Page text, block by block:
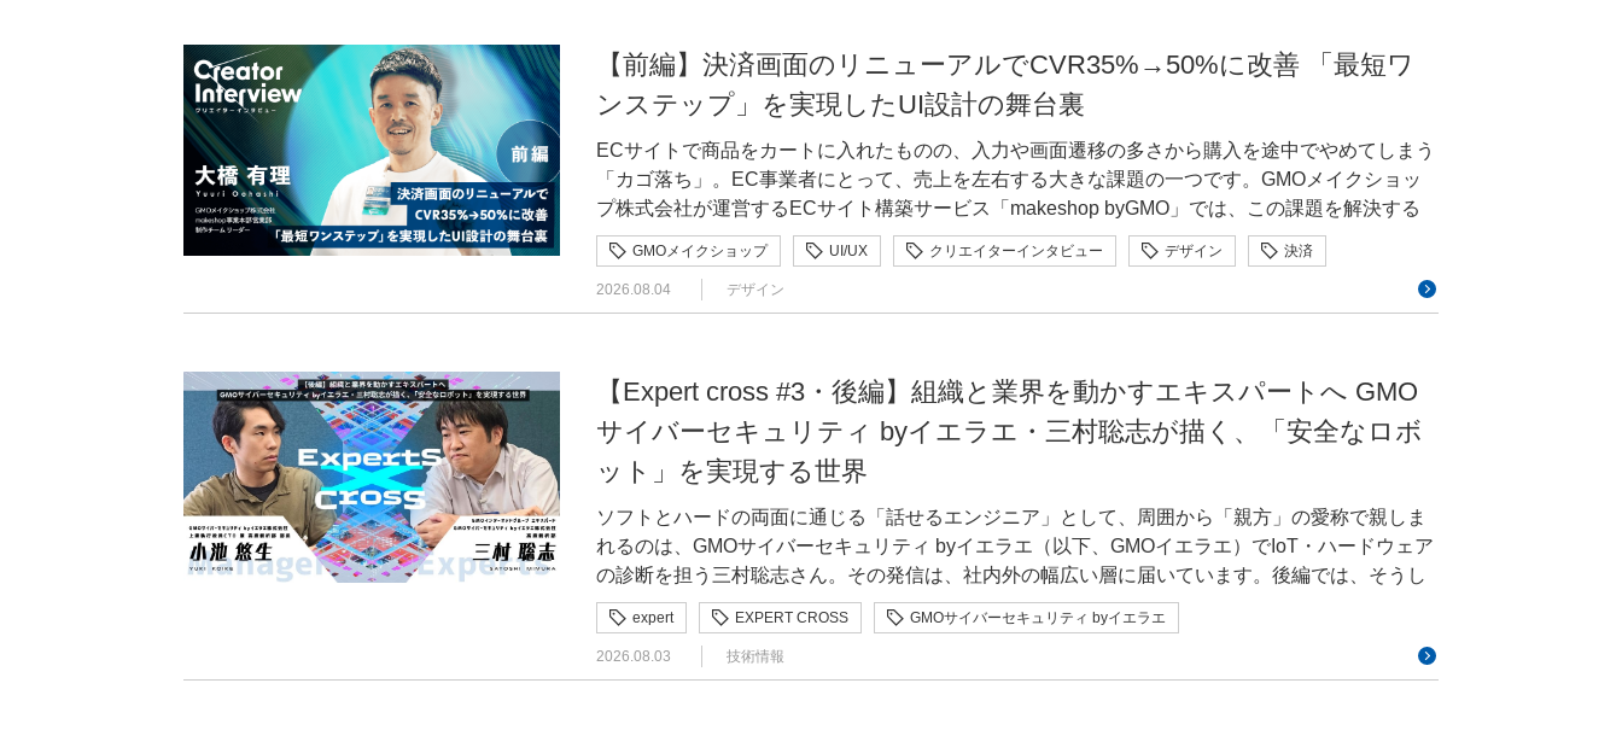
award.com/2025/works/023.htmlAIと人間の関係性を再考する映像作品。人間らしいモノローグの
語り手が、実はAIだったと次第に明らかになる構成を通して、AIとの距離感に潜む違和感を描
く。チーム「合体ロボ」を代表して、佐藤一葉さんにご回答いただきました。 —GMO DESIGN
AWARDに応募しようと思ったきっかけを教えてください 佐藤私たちは、もともと同じ大学の友
人同士で、社会人になってからも何か一緒に制作できないかと考えていました。そんなときに、
チームの一人が見つけてきてくれたのが、このアワードです。私たちはそれぞれ得意なことがバ
ラバラだったので、だからこそ、たくさんの要素を集約できる映像という作品形態が合っている
と思いました。AIにも強い興味があった私たちは、すぐに応募を決意しました！ —制作過程でAI
ツールをどのように活用しましたか。使ってみて意外だった発見や、工夫したポイントも教えて
を統一できなかったり、頭の中に描いている絵をそのまま出力できなかったりして苦労しまし
た。慣れてくると、世界観を学習したAIが、自分の想像を超えるような画像や動画を出してくる
ことが増えました。単に指示を出すだけでなく、一緒に作品をつくっているような感覚になって
いきました。 —「応募しようか迷っている」という方に向けて、メッセージをお願いします 佐藤
募を決めたことで、チームのメンバーにたくさん助けてもらいながら、目標を持って作品を仕上
げることができました。それぞれの成長にもつながったと強く感じています。自信がなくて迷っ
ている方は、このアワードをきっかけに仲間を集めてみるのもおすすめです！ 山田莉緒さん
（Codeknit） 受賞作品：フォームインワン受賞名：審査員特別賞（UX&プロダクトイノベーショ
ン賞）作品詳細：https://gmo-design-award.com/2025/works/002.htmlAIが回答者の入力内容をリ
アルタイムでチェックする、窓口のような安心感を持つフォーム作成ツール。非同期の手続きに
り」の感覚をテクノロジーで再現する。 —GMO DESIGN AWARDに応募しようと思ったきっか
けを教えてください 上坂自分の実力を試すためコンペを探していた際、登竜門で本コンペを見か
けたことが応募のきっかけです。AIが日常に浸透する現代において「つながり」を考えるという
ニティや人との繋がり」についてデザインの視点から研究・考察していることもあり、自分の関
心や学びをぶつける絶好の機会だと感じました。これまで培った視点がどこまで通用するのか、
自身の力を確かめるために挑戦を決意しました。 —制作の中で一番苦労した点、またそれを乗り
越えたエピソードがあれば教えてください 上坂制作で最も苦労したのは、コンセプトに「独自性
と新しさ」を持たせるプロセスです。AIを活用したプロダクトはどうしても冷たく、温もりに欠
けるイメージが拭えずに悩みました。そこで、私自身が暖かさを感じた過去の「つながりの記
きました。最先端のAIというテーマに対し、あえて自身の極めてパーソナルな原体験を掛け合わ
せることで、他には真似できない温かみのある独自性をコンセプトに持たせることができまし
分のデザイン力を試したい、もっと自信を持ちたいと考えている方に、このコンペはぴったりの
舞台だと思います。私自身、テーマに向き合い試行錯誤する中で、自分の強みを再発見する大き
なきっかけを得ることができました。技術的な不安があっても、自分のアイデアをぶつけてみる
ことで得られるものが必ずありますので、ぜひチャレンジしてみてください。 松田華凌さん｜東
Wonderland Studio 受賞作品：たまごやき受賞名：優秀賞（ビジュアル表現部門・学生）作品詳
細：https://gmo-design-award.com/2025/works/024.htmlAIと手描きアニメーションを組み合わせ
た短編映像作品。AIに恋愛相談する女性と、正論だけを返すAIとのすれ違いを、独特な質感の映
験。リーマンショックによる会社解散を経て、2009年にEC事業会社へ。ECシステム開発とECサ
イトの受注制作に約10年携わったのち、事業会社のインハウスデザイナーを志してGMOメイクシ
ョップに入社。現在は同社のデザイナーとして、「makeshop byGMO」の決済画面「Smart
Checkout」のUI設計などを手がける。 異なる立場の声を読み解き、目的に沿った「最善」を探る
—リリース後、購入者様の使いやすさとショップ様の要望が両立しない場面もあったと思いま
す。どのように調整しましたか。 大橋「Smart Checkout」は「極力タップさせない」設計のた
ョップ様から「お届け日は購入者様に選んでもらいたい」「決済方法はこれを標準にしてほし
い」といった要望が出てきたんです。 こうした要望に応えると、購入者様にとってはタップや画
面遷移が増え、離脱につながる可能性があります。一方で、購入者様の声はショップ様を通じて
映するのではなく、「本当に実現したいことは何か」を読み取り、深掘りしながら、プロジェク
トメンバーと実装の落としどころを探っていきました。 —理想とするUIを実現するうえで、エン
ジニアとはどのような調整が必要でしたか。 大橋例えば、私たちは「タップを減らしたい」「自
動で入力したい」と考えますが、エンジニア側には、ボタンのタップや画面を開くといった操作
をきっかけにしなければデータを送れない、といった技術的な制約があります。こうした課題
は、都度コミュニケーションを取りながらひとつひとつ「Smart Checkout」の仕様へ落とし込ん
でいきました。購入者様やショップ様から寄せられる要望と、実装を担うエンジニア側の技術的
な制約。いずれかを一方的に優先するのではなく、それぞれの背景を理解したうえで、目的に沿
った最善を設計する。それがデザイナーの役割だと考えています。 —ショップからの要望のなか
には、プロダクトの目的や技術的な制約から、反映が難しいものもあったと思います。どのよう
に理解を得たのでしょうか。 大橋説明の軸にしたのは、「結果としてショップ様のためになる」
【前編】決済画面のリニューアルでCVR35%→50%に改善 「最短ワ
ンステップ」を実現したUI設計の舞台裏
ECサイトで商品をカートに入れたものの、入力や画面遷移の多さから購入を途中でやめてしまう
「カゴ落ち」。EC事業者にとって、売上を左右する大きな課題の一つです。GMOメイクショッ
プ株式会社が運営するECサイト構築サービス「makeshop byGMO」では、この課題を解決する
ため、4画面に分かれていた決済フローを1画面に集約した「Smart Checkout」を開発。決済完了
率（CVR）を35％から50％へと改善しました。このプロジェクトでUIの実装・デザインを担った
のが、インハウスデザイナーの大橋有理さんです。前編では、大橋さんのキャリアをはじめ、
社 makeshop事業本部 営業部 制作チーム 2004年、未経験で制作会社にアルバイト入社し、デ
ザイン・コーディングから動画編集まで幅広く経験。リーマンショックによる会社解散を経て、
2009年にEC事業会社へ。ECシステム開発とECサイトの受注制作に約10年携わったのち、事業
会社のインハウスデザイナーを志してGMOメイクショップに入社。現在は同社のデザイナーとし
での経験を経て、事業会社のインハウスデザイナーへ —まず、大橋さんのこれまでのご経歴を教
えてください。 大橋「これからはWebの時代だろう」と考え、2004年に未経験で制作会社へアル
バイト入社したのが始まりです。当時はパソコンの電源の入れ方すらわからないほどでしたが
（笑）、そこからデザイナーとしてのキャリアを歩み始めました。デザインからコーディング、
動画編集まで、本当にビシバシ鍛えられました。わからないなりに手を動かすうちにスキルが身
についてきた頃、リーマンショックの影響で会社が解散することになったんです。その後、2009
GMOメイクショップ UI/UX クリエイターインタビュー デザイン 決済
2026.08.04 デザイン
【Expert cross #3・後編】組織と業界を動かすエキスパートへ GMO
サイバーセキュリティ byイエラエ・三村聡志が描く、「安全なロボ
ット」を実現する世界
ソフトとハードの両面に通じる「話せるエンジニア」として、周囲から「親方」の愛称で親しま
れるのは、GMOサイバーセキュリティ byイエラエ（以下、GMOイエラエ）でIoT・ハードウェア
の診断を担う三村聡志さん。その発信は、社内外の幅広い層に届いています。後編では、そうし
た活動が組織にどのような影響を与えているのか、他領域のエキスパートとどう連携していきた
いのか、そして「人型ロボット（ヒューマノイド） が安心・安全に働く未来のため、いつかじっ
くり解析してみたい」 という三村さんの野心的なビジョンについて、三村さんの「上長の上長」
expert EXPERT CROSS GMOサイバーセキュリティ byイエラエ
2026.08.03 技術情報